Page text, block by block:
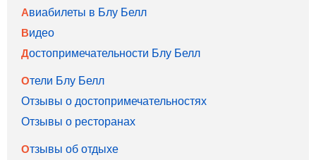
Авиабилеты в Блу Белл
Видео
Достопримечательности Блу Белл
Отели Блу Белл
Отзывы о достопримечательностях
Отзывы о ресторанах
Отзывы об отдыхе